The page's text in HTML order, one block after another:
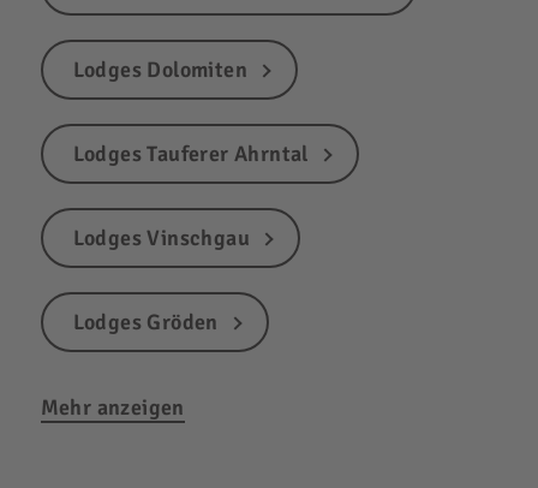
Lodges Dolomiten
Lodges Tauferer Ahrntal
Lodges Vinschgau
Lodges Gröden
Mehr anzeigen